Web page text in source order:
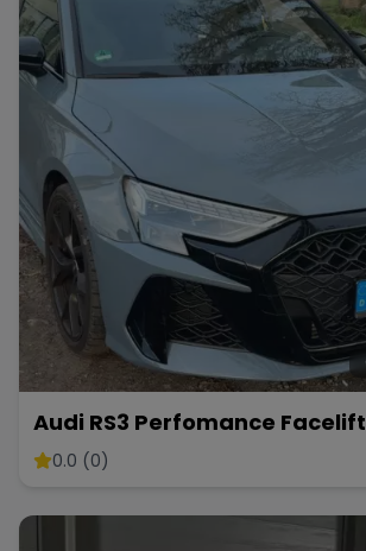
Audi RS3 Perfomance Facelift
0.0 (0)